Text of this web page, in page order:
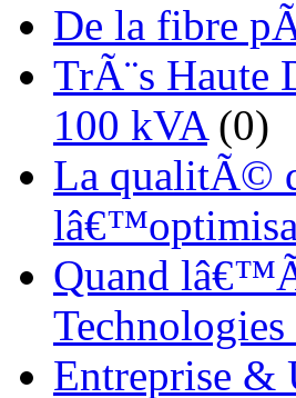
De la fibre
TrÃ¨s Haute
100 kVA(0)
La qualitÃ©
Quand
Entreprise